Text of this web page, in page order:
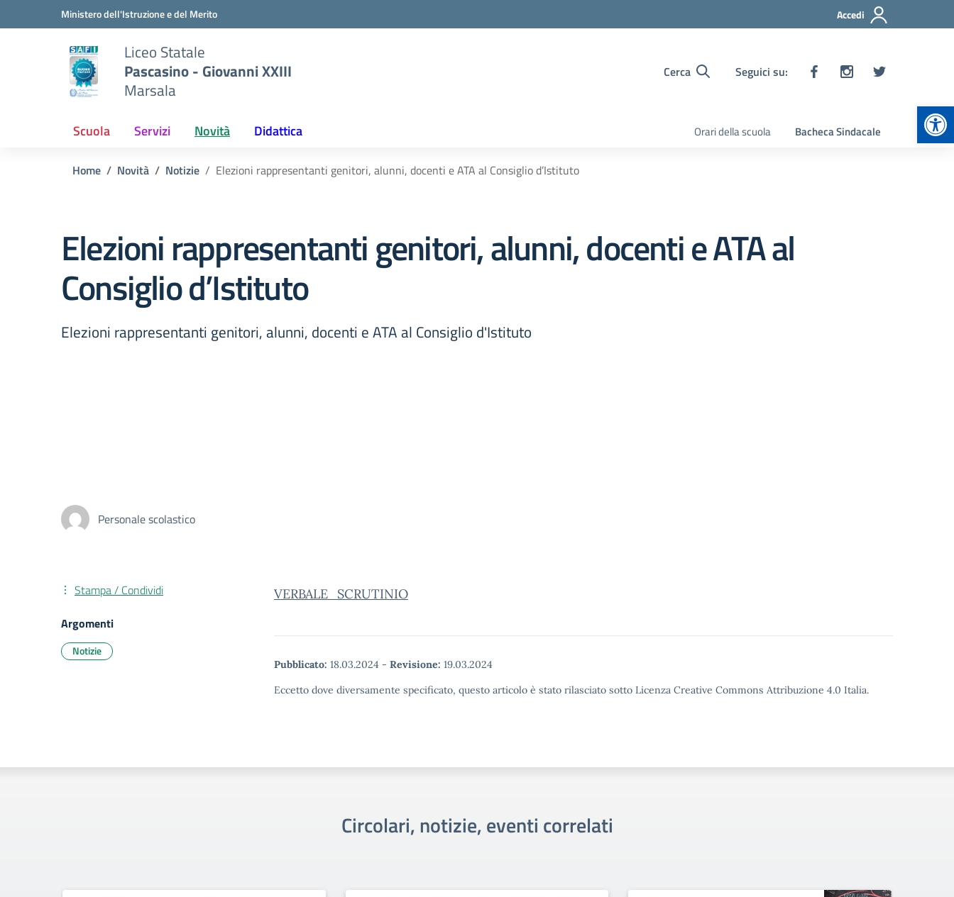
Vai ai contenuti
Vai al menu di navigazioneMinistero dell'Istruzione e del Merito Accedi
Liceo Statale
Pascasino - Giovanni XXIII
Marsala
Cerca Seguici su:
Scuola Servizi Novità Didattica Orari della scuola Bacheca Sindacale
Home Novità Notizie Elezioni rappresentanti genitori, alunni, docenti e ATA al Consiglio d’Istituto
Elezioni rappresentanti genitori, alunni, docenti e ATA al
Consiglio d’Istituto
Elezioni rappresentanti genitori, alunni, docenti e ATA al Consiglio d'Istituto
Personale scolastico
VERBALE_SCRUTINIO
Pubblicato: 18.03.2024 - Revisione: 19.03.2024
Eccetto dove diversamente specificato, questo articolo è stato rilasciato sotto Licenza Creative Commons Attribuzione 4.0 Italia.
Stampa / Condividi
Argomenti
Notizie
Circolari, notizie, eventi correlati